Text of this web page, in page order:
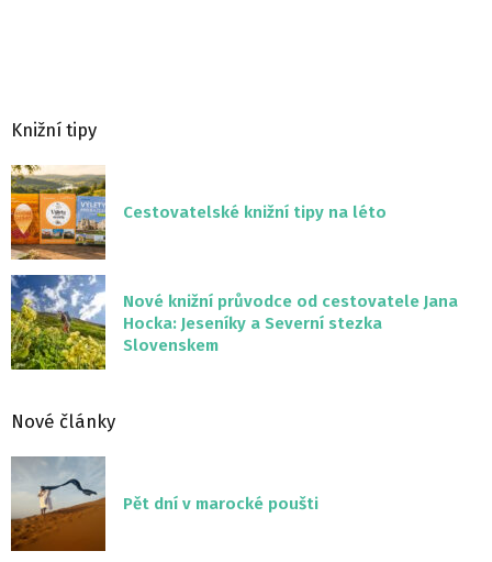
Knižní tipy
Cestovatelské knižní tipy na léto
Nové knižní průvodce od cestovatele Jana
Hocka: Jeseníky a Severní stezka
Slovenskem
Nové články
Pět dní v marocké poušti